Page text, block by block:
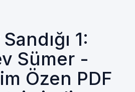
1:
Sümer -
Özen PDF